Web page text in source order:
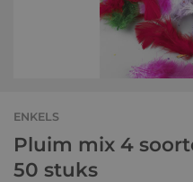
ENKELS
Pluim mix 4
50 stuks